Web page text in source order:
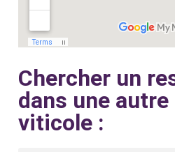
Chercher un
dans une
viticole :